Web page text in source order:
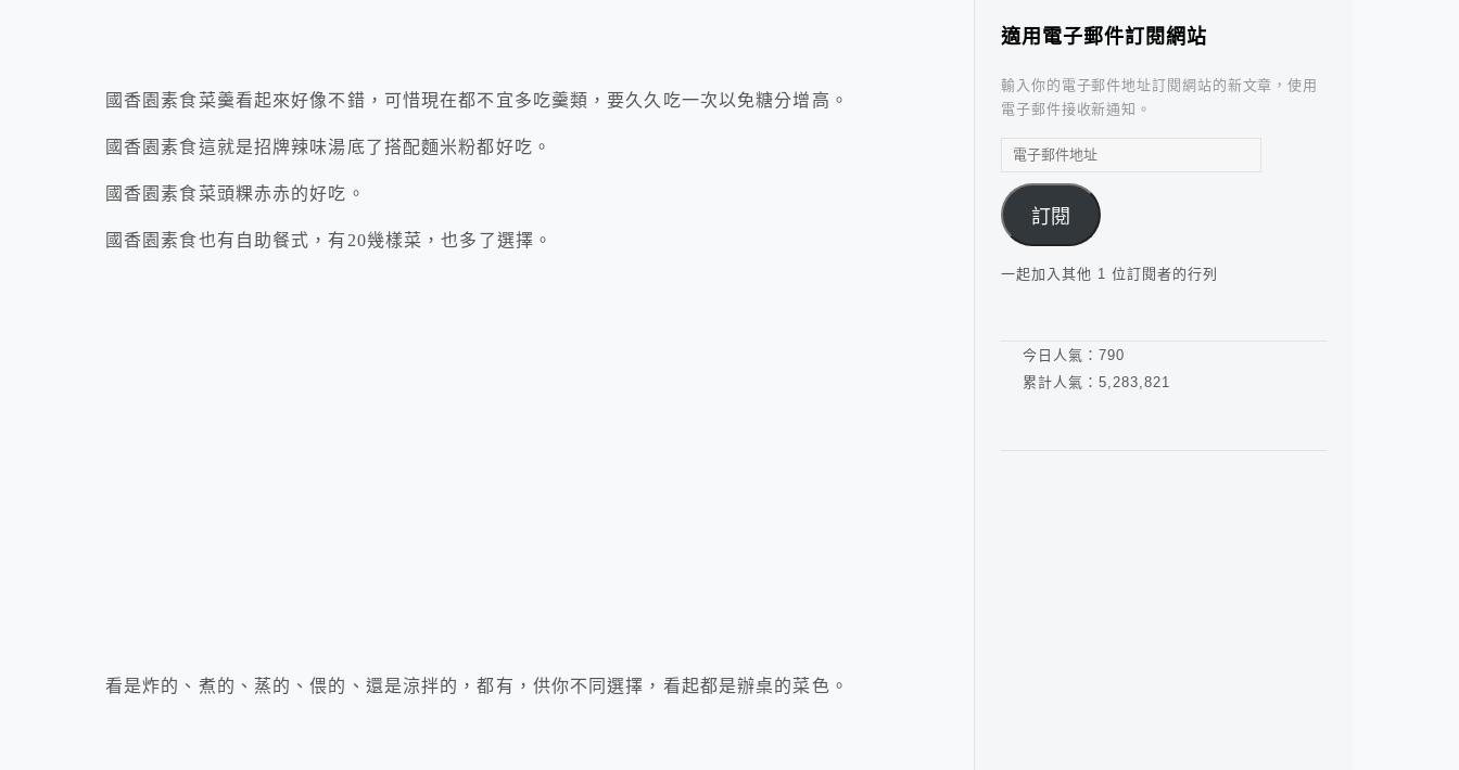
國香園素食菜羹看起來好像不錯，可惜現在都不宜多吃羹類，要久久吃一次以免糖分增高。
國香園素食這就是招牌辣味湯底了搭配麵米粉都好吃。
國香園素食菜頭粿赤赤的好吃。
國香園素食也有自助餐式，有20幾樣菜，也多了選擇。
看是炸的、煮的、蒸的、偎的、還是涼拌的，都有，供你不同選擇，看起都是辦桌的菜色。
適用電子郵件訂閱網站
輸入你的電子郵件地址訂閱網站的新文章，使用
電子郵件接收新通知。
電
郵
件
地
址
訂閱
一起加入其他 1 位訂閱者的行列
今日人氣： 790
累計人氣： 5,283,821